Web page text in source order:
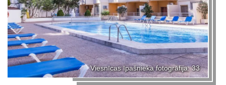
Viesnīcas īpašnieka fotogrāfija: 33